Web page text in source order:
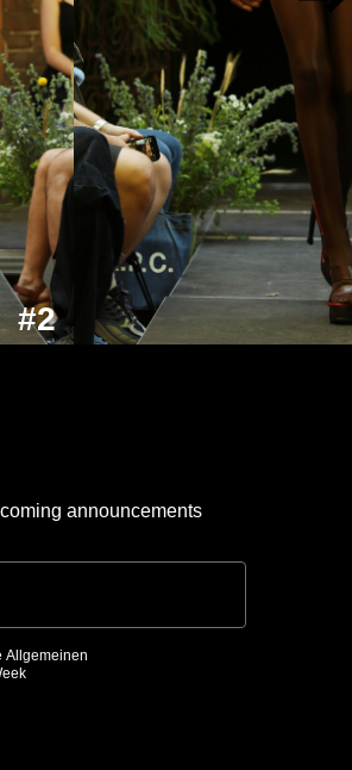
#2
announcements
Allgemeinen